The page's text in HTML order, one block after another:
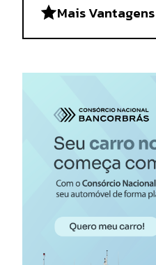
Mais Vantagens